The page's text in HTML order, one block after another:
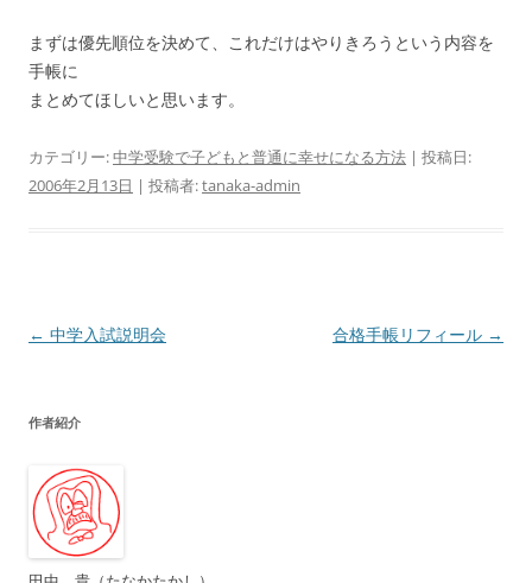
まずは優先順位を決めて、これだけはやりきろうという内容を
手帳に
まとめてほしいと思います。
カテゴリー:中学受験で子どもと普通に幸せになる方法 | 投稿日:
2006年2月13日 | 投稿者:tanaka-admin
投
ビ
ー
シ
ョ
← 中学入試説明会 合格手帳リフィール →
作者紹介